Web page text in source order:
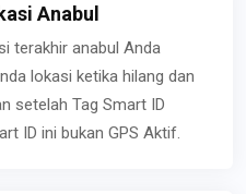
Anabul
terakhir anabul Anda
lokasi ketika hilang dan
setelah Tag Smart ID
ID ini bukan GPS Aktif.